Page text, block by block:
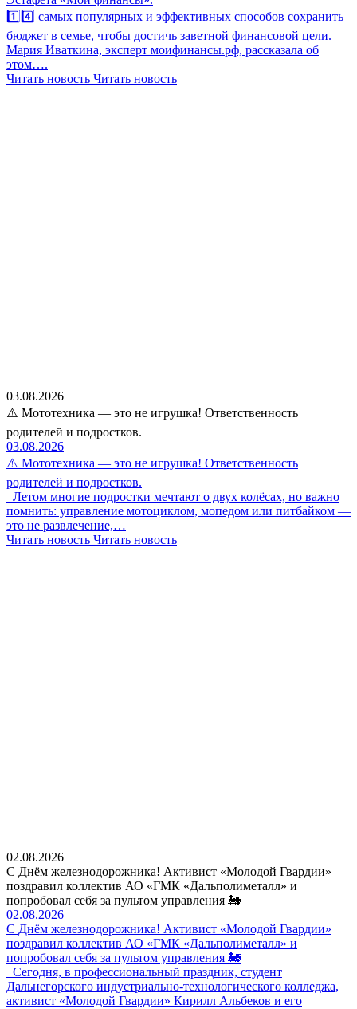
1️⃣4️⃣ самых популярных и эффективных способов сохранить
бюджет в семье, чтобы достичь заветной финансовой цели.
Мария Иваткина, эксперт моифинансы.рф, рассказала об
этом….
Читать новость Читать новость
03.08.2026
⚠️ Мототехника — это не игрушка! Ответственность
родителей и подростков.
03.08.2026
⚠️ Мототехника — это не игрушка! Ответственность
родителей и подростков.
Летом многие подростки мечтают о двух колёсах, но важно
помнить: управление мотоциклом, мопедом или питбайком —
это не развлечение,…
Читать новость Читать новость
02.08.2026
С Днём железнодорожника! Активист «Молодой Гвардии»
поздравил коллектив АО «ГМК «Дальполиметалл» и
попробовал себя за пультом управления 🚂
02.08.2026
С Днём железнодорожника! Активист «Молодой Гвардии»
поздравил коллектив АО «ГМК «Дальполиметалл» и
попробовал себя за пультом управления 🚂
Сегодня, в профессиональный праздник, студент
Дальнегорского индустриально-технологического колледжа,
активист «Молодой Гвардии» Кирилл Альбеков и его